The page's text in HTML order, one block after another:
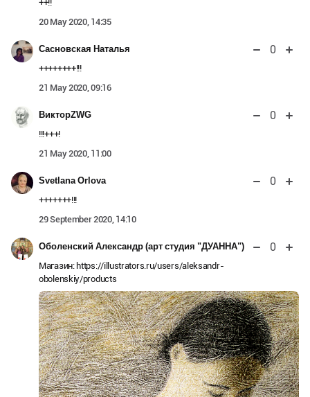
++!!
20 May 2020, 14:35
Сасновская Наталья 0
++++++++!!!
21 May 2020, 09:16
ВикторZWG 0
!!!+++!
21 May 2020, 11:00
Svetlana Orlova 0
+++++++!!!
29 September 2020, 14:10
Оболенский Александр (арт студия "ДУАННА") 0
Магазин: https://illustrators.ru/users/aleksandr-
obolenskiy/products